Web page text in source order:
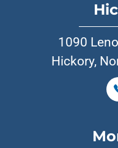
1090
Hickory,